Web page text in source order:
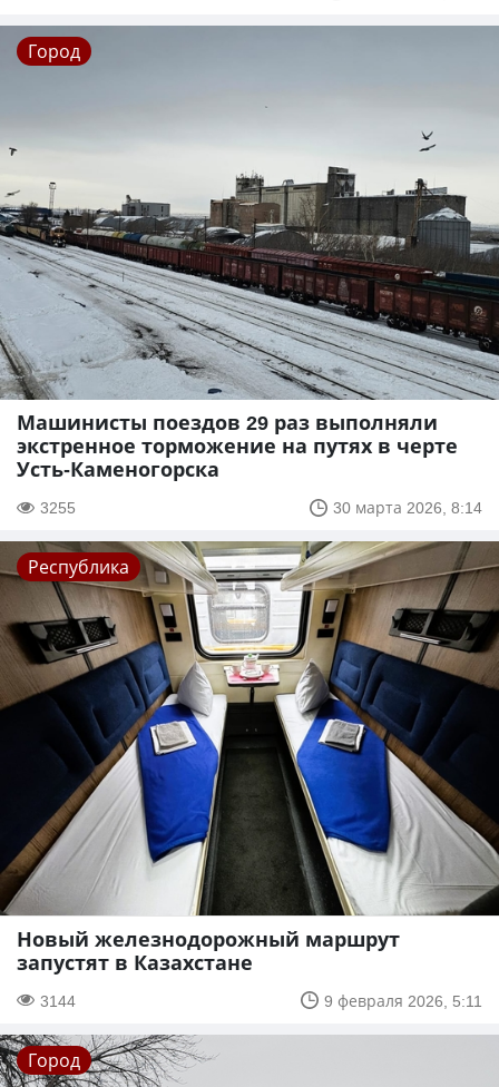
Город
Машинисты поездов 29 раз выполняли
экстренное торможение на путях в черте
Усть-Каменогорска
3255 30 марта 2026, 8:14
Республика
Новый железнодорожный маршрут
запустят в Казахстане
3144 9 февраля 2026, 5:11
Город